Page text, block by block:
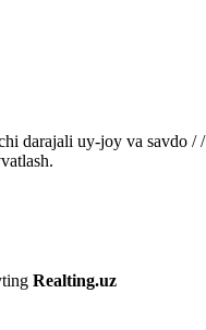
darajali uy-joy va savdo /
Realting.uz